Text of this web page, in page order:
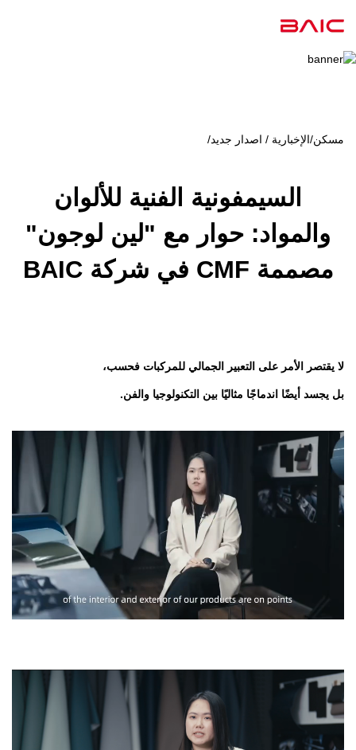
مسكن/الإخبارية / اصدار جديد/
السيمفونية الفنية للألوان
والمواد: حوار مع "لين لوجون"
مصممة CMF في شركة BAIC
لا يقتصر الأمر على التعبير الجمالي للمركبات فحسب،
بل يجسد أيضًا اندماجًا مثاليًا بين التكنولوجيا والفن.